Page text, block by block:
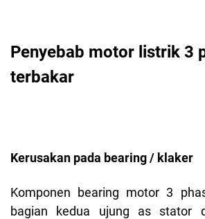
Penyebab motor listrik 3
terbakar
Kerusakan pada bearing / klaker
Komponen bearing motor 3
bagian kedua ujung as stator